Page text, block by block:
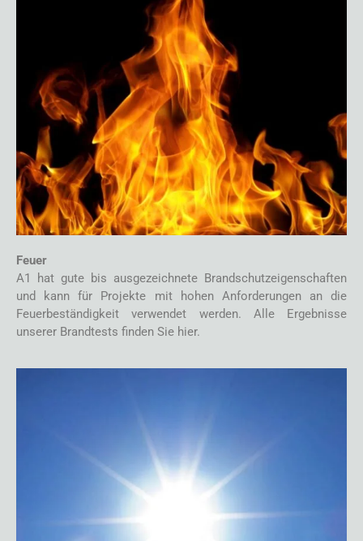
Feuer
A1 hat gute bis ausgezeichnete Brandschutzeigenschaften
und kann für Projekte mit hohen Anforderungen an die
Feuerbeständigkeit verwendet werden. Alle Ergebnisse
unserer Brandtests finden Sie hier.